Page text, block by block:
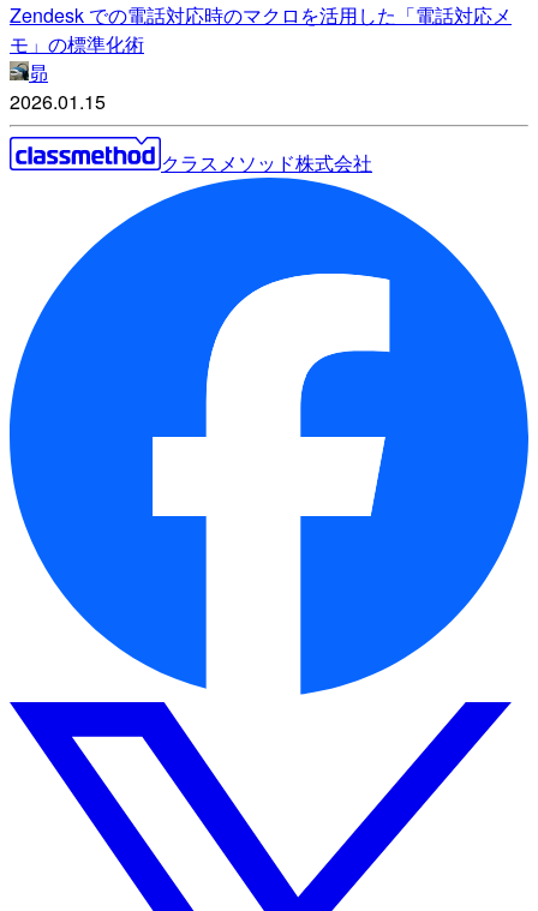
Zendesk での電話対応時のマクロを活用した「電話対応メ
モ」の標準化術
昴
2026.01.15
クラスメソッド株式会社